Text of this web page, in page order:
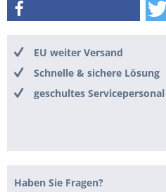
EU weiter Versand
Schnelle & sichere Lösung
geschultes Servicepersonal
Haben Sie Fragen?